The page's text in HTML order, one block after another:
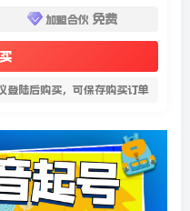
加盟合伙 免费
登陆后购买，可保存购买订单